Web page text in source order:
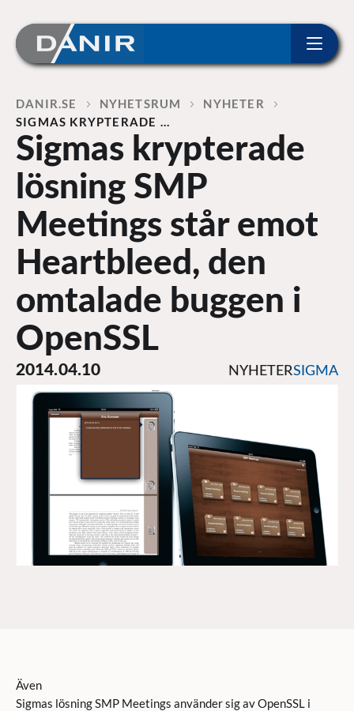
Home
DANIR NYHETSRUM
NYHETER
SIGMAS KRYPTERADE …
Sigmas krypterade
lösning SMP
Meetings står emot
Heartbleed, den
omtalade buggen i
OpenSSL
2014.04.10 NYHETERSIGMA
Även
Sigmas lösning SMP Meetings använder sig av OpenSSL i